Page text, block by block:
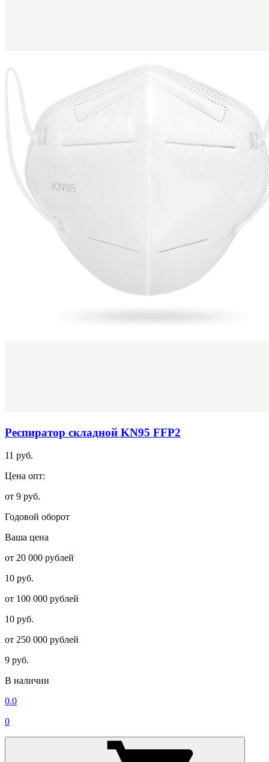
Респиратор складной KN95 FFP2
11 руб.
Цена опт:
от 9 руб.
Годовой оборот
Ваша цена
от 20 000 рублей
10 руб.
от 100 000 рублей
10 руб.
от 250 000 рублей
9 руб.
В наличии
0.0
0